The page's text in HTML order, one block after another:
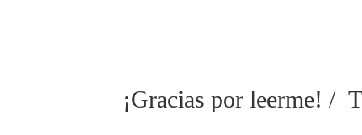
¡Gracias por leerme! /